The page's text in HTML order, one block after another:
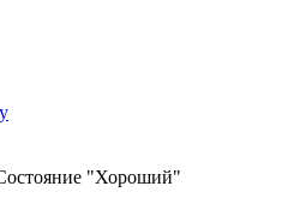
"Хороший"